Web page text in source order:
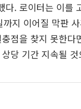
. 로이터는 이를
지 이어질 막판
점을 찾지 못한다
당 기간 지속될